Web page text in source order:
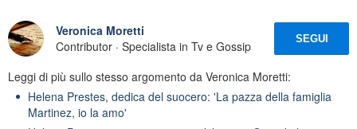
Veronica Moretti
Contributor · Specialista in Tv e Gossip
SEGUI
Leggi di più sullo stesso argomento da Veronica Moretti:
Helena Prestes, dedica del suocero: 'La pazza della famiglia
Martinez, io la amo'